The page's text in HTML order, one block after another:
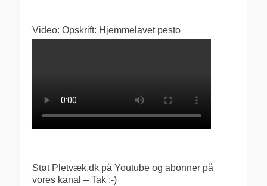
Video: Opskrift: Hjemmelavet pesto
Støt Pletvæk.dk på Youtube og abonner på
vores kanal – Tak :-)